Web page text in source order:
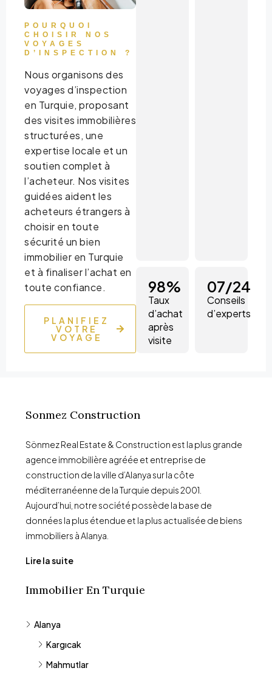
Taux
d’achat
après
visite
98%
Conseils
d’experts
07/24
POURQUOI
CHOISIR NOS
VOYAGES
D’INSPECTION ?
Nous organisons des
voyages d’inspection
en Turquie, proposant
des visites immobilières
structurées, une
expertise locale et un
soutien complet à
l’acheteur. Nos visites
guidées aident les
acheteurs étrangers à
choisir en toute
sécurité un bien
immobilier en Turquie
et à finaliser l’achat en
toute confiance.
PLANIFIEZ
VOTRE
VOYAGE
Sonmez Construction
Sönmez Real Estate & Construction est la plus grande
agence immobilière agréée et entreprise de
construction de la ville d’Alanya sur la côte
méditerranéenne de la Turquie depuis 2001.
Aujourd’hui, notre société possède la base de
données la plus étendue et la plus actualisée de biens
immobiliers à Alanya.
Lire la suite
Immobilier En Turquie
Alanya
Kargıcak
Mahmutlar